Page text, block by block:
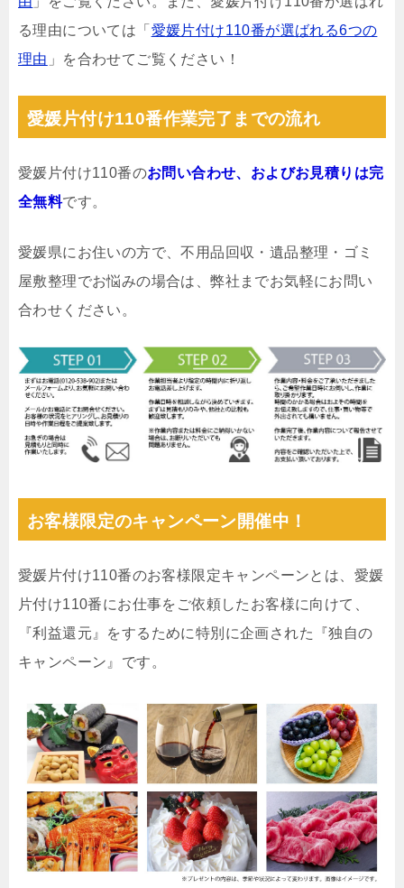
る理由については「 愛媛片付け110番が選ばれる6つの
理由 」を合わせてご覧ください！
愛媛片付け110番作業完了までの流れ
愛媛片付け110番のお問い合わせ、およびお見積りは完
全無料です。
愛媛県にお住いの方で、不用品回収・遺品整理・ゴミ
屋敷整理でお悩みの場合は、弊社までお気軽にお問い
合わせください。
お客様限定のキャンペーン開催中！
愛媛片付け110番のお客様限定キャンペーンとは、愛媛
片付け110番にお仕事をご依頼したお客様に向けて、
『利益還元』をするために特別に企画された『独自の
キャンペーン』です。